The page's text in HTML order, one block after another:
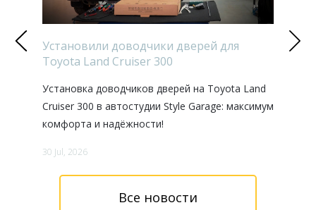
2026
Установили доводчики дверей для
Toyota Land Cruiser 300
Установка доводчиков дверей на Toyota Land
Cruiser 300 в автостудии Style Garage: максимум
комфорта и надёжности!
30 Jul, 2026
Все новости